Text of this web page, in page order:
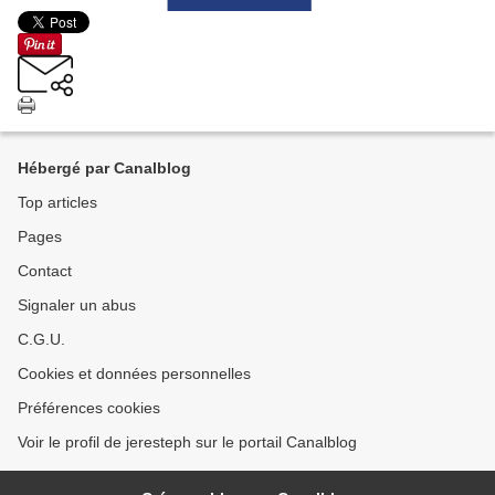
Hébergé par Canalblog
Top articles
Pages
Contact
Signaler un abus
C.G.U.
Cookies et données personnelles
Préférences cookies
Voir le profil de jeresteph sur le portail Canalblog